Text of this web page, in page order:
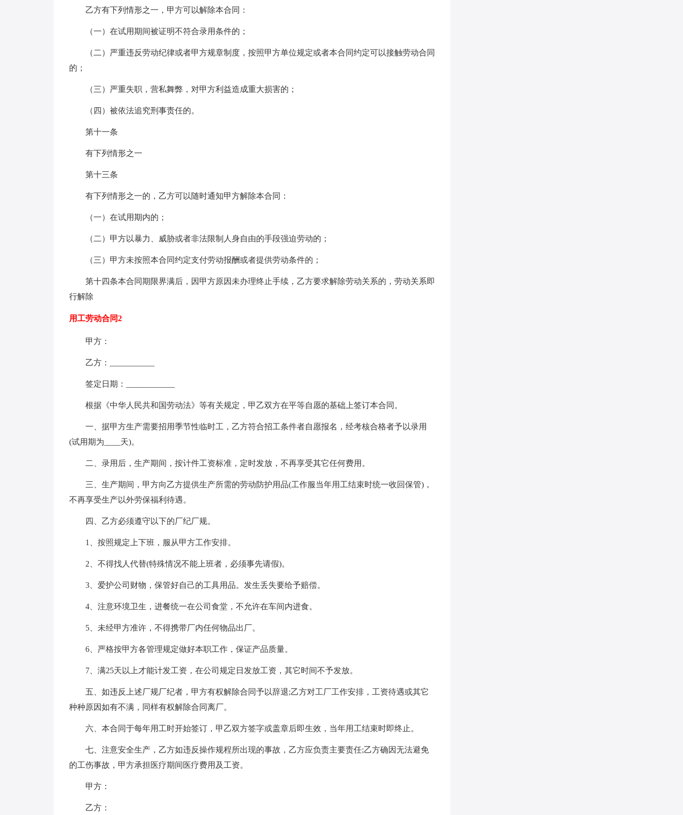
乙方有下列情形之一，甲方可以解除本合同：
（一）在试用期间被证明不符合录用条件的；
（二）严重违反劳动纪律或者甲方规章制度，按照甲方单位规定或者本合同约定可以接触劳动合同
的；
（三）严重失职，营私舞弊，对甲方利益造成重大损害的；
（四）被依法追究刑事责任的。
第十一条
有下列情形之一
第十三条
有下列情形之一的，乙方可以随时通知甲方解除本合同：
（一）在试用期内的；
（二）甲方以暴力、威胁或者非法限制人身自由的手段强迫劳动的；
（三）甲方未按照本合同约定支付劳动报酬或者提供劳动条件的；
第十四条本合同期限界满后，因甲方原因未办理终止手续，乙方要求解除劳动关系的，劳动关系即
行解除
用工劳动合同2
甲方：
乙方：___________
签定日期：____________
根据《中华人民共和国劳动法》等有关规定，甲乙双方在平等自愿的基础上签订本合同。
一、据甲方生产需要招用季节性临时工，乙方符合招工条件者自愿报名，经考核合格者予以录用
(试用期为____天)。
二、录用后，生产期间，按计件工资标准，定时发放，不再享受其它任何费用。
三、生产期间，甲方向乙方提供生产所需的劳动防护用品(工作服当年用工结束时统一收回保管)，
不再享受生产以外劳保福利待遇。
四、乙方必须遵守以下的厂纪厂规。
1、按照规定上下班，服从甲方工作安排。
2、不得找人代替(特殊情况不能上班者，必须事先请假)。
3、爱护公司财物，保管好自己的工具用品。发生丢失要给予赔偿。
4、注意环境卫生，进餐统一在公司食堂，不允许在车间内进食。
5、未经甲方准许，不得携带厂内任何物品出厂。
6、严格按甲方各管理规定做好本职工作，保证产品质量。
7、满25天以上才能计发工资，在公司规定日发放工资，其它时间不予发放。
五、如违反上述厂规厂纪者，甲方有权解除合同予以辞退;乙方对工厂工作安排，工资待遇或其它
种种原因如有不满，同样有权解除合同离厂。
六、本合同于每年用工时开始签订，甲乙双方签字或盖章后即生效，当年用工结束时即终止。
七、注意安全生产，乙方如违反操作规程所出现的事故，乙方应负责主要责任;乙方确因无法避免
的工伤事故，甲方承担医疗期间医疗费用及工资。
甲方：
乙方：